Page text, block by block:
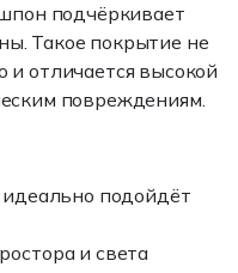
подчёркивает
Такое покрытие не
отличается высокой
повреждениям.
подойдёт
и света